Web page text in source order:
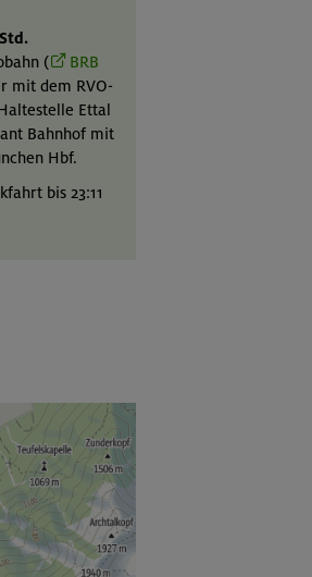
(
BRB
mit dem RVO-
Ettal
Bahnhof mit
Hbf.
bis 23:11